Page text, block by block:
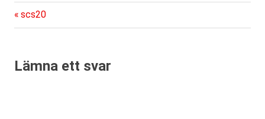
Inläggsnavigering
Föregående
inlägg:
scs20
Lämna ett svar